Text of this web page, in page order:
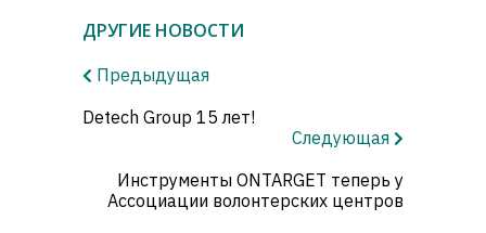
ДРУГИЕ НОВОСТИ
Предыдущая
Detech Group 15 лет!
Следующая
Инструменты ONTARGET теперь у
Ассоциации волонтерских центров